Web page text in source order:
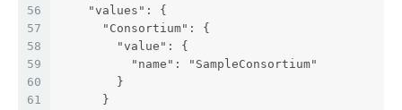
56
57
58
59
60
61
    "values": {
      "Consortium": {
        "value": {
          "name": "SampleConsortium"
        }
      }